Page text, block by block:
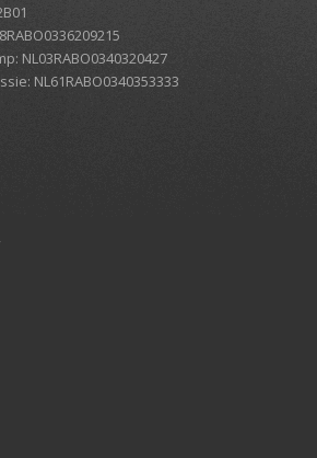
NL03RABO0340320427
NL61RABO0340353333